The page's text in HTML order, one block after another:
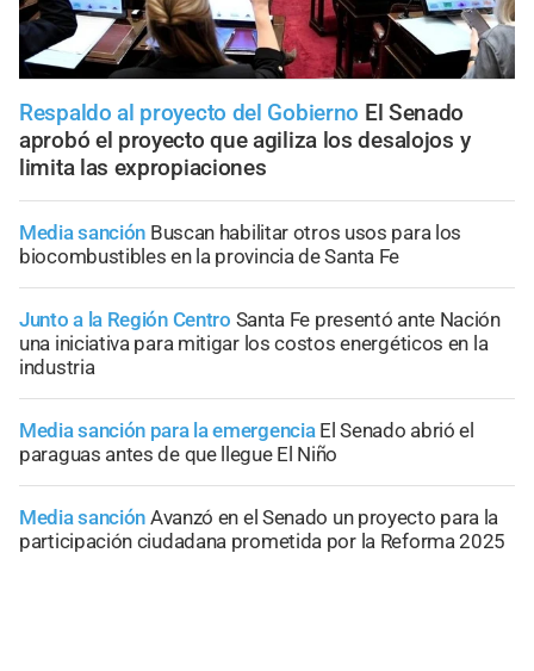
Respaldo al proyecto del Gobierno El Senado
aprobó el proyecto que agiliza los desalojos y
limita las expropiaciones
Media sanción Buscan habilitar otros usos para los
biocombustibles en la provincia de Santa Fe
Junto a la Región Centro Santa Fe presentó ante Nación
una iniciativa para mitigar los costos energéticos en la
industria
Media sanción para la emergencia El Senado abrió el
paraguas antes de que llegue El Niño
Media sanción Avanzó en el Senado un proyecto para la
participación ciudadana prometida por la Reforma 2025